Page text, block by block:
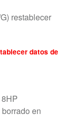
datos de
en